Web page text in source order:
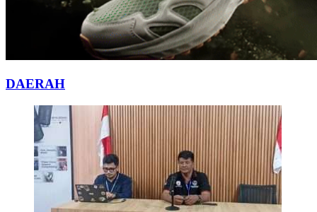
DAERAH